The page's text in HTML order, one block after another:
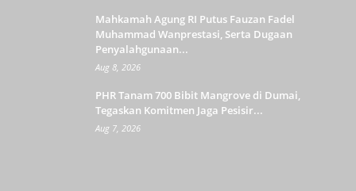
Mahkamah Agung RI Putus Fauzan Fadel
Muhammad Wanprestasi, Serta Dugaan
Penyalahgunaan...
Aug 8, 2026
PHR Tanam 700 Bibit Mangrove di Dumai,
Tegaskan Komitmen Jaga Pesisir...
Aug 7, 2026